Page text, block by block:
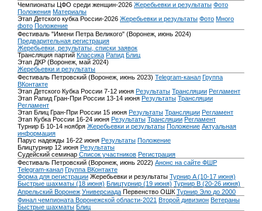
Чемпионаты ЦФО среди женщин-2026 Жеребьевки и результаты Фото
Положения Материалы
Этап Детского кубка России-2026 Жеребьевки и результаты Фото Много
фото Положение
Фестиваль "Имени Петра Великого" (Воронеж, июнь 2024)
Предварительная регистрация
Жеребьевки, результаты, списки заявок
Трансляция партий Классика Рапид Блиц
Этап ДКР (Воронеж, май 2024)
Жеребьевки и результаты
Фестиваль Петровский (Воронеж, июнь 2023) Telegram-канал Группа
ВКонтакте
Этап Детского Кубка России 7-12 июня Результаты Трансляции Регламент
Этап Рапид Гран-При России 13-14 июня Результаты Трансляции
Регламент
Этап Блиц Гран-При России 15 июня Результаты Трансляции Регламент
Этап Кубка России 16-24 июня Результаты Трансляции Регламент
Турнир Б 10-14 ноября Жеребьевки и результаты Положение Актуальная
информация
Парус надежды 16-22 июня Результаты Положение
Блицтурнир 12 июня Результаты
Судейский семинар Список участников Регистрация
Фестиваль Петровский (Воронеж, июнь 2022) Анонс на сайте ФШР
Telegram-канал Группа ВКонтакте
Форма для регистрации Жеребьевки и результаты Турнир A (10-17 июня)
Быстрые шахматы (18 июня) Блицтурнир (19 июня) Турнир B (20-26 июня)
Апрельский Воронеж Универсиада Первенство ОШК Турнир Эло до 2000
Финал чемпионата Воронежской области-2021 Второй дивизион Ветераны
Быстрые шахматы Блиц